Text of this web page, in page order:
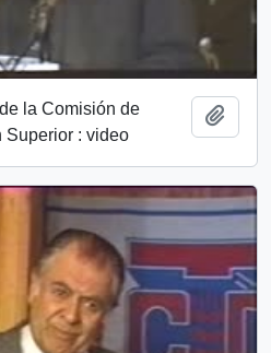
la Comisión de
Superior : video